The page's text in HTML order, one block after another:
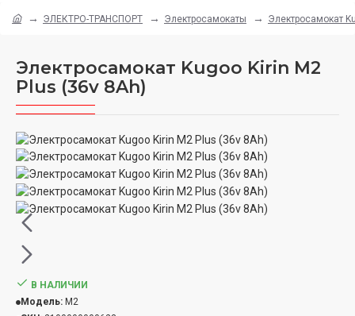
ЭЛЕКТРО-ТРАНСПОРТ Электросамокаты Электросамокат
Электросамокат Kugoo Kirin M2
Plus (36v 8Ah)
В НАЛИЧИИ
Модель: M2